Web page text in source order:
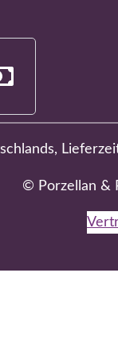
© Porzellan &